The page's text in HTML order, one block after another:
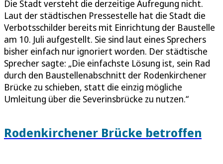
Die Stadt versteht die derzeitige Aufregung nicht.
Laut der städtischen Pressestelle hat die Stadt die
Verbotsschilder bereits mit Einrichtung der Baustelle
am 10. Juli aufgestellt. Sie sind laut eines Sprechers
bisher einfach nur ignoriert worden. Der städtische
Sprecher sagte: „Die einfachste Lösung ist, sein Rad
durch den Baustellenabschnitt der Rodenkirchener
Brücke zu schieben, statt die einzig mögliche
Umleitung über die Severinsbrücke zu nutzen.“
Rodenkirchener Brücke betroffen